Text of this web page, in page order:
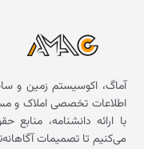
آماگ، اکوسیستم زمین و
اطلاعات تخصصی املاک و
با ارائه دانشنامه،
می‌کنیم تا تصمیمات